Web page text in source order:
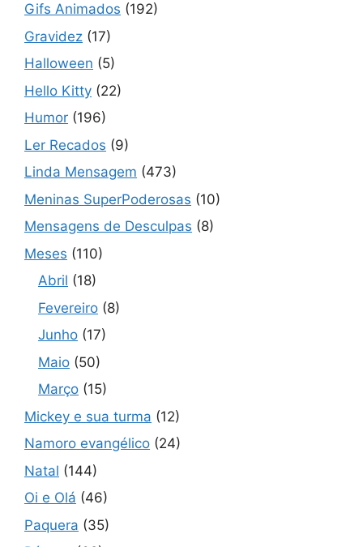
Gifs Animados (192)
Gravidez (17)
Halloween (5)
Hello Kitty (22)
Humor (196)
Ler Recados (9)
Linda Mensagem (473)
Meninas SuperPoderosas (10)
Mensagens de Desculpas (8)
Meses (110)
Abril (18)
Fevereiro (8)
Junho (17)
Maio (50)
Março (15)
Mickey e sua turma (12)
Namoro evangélico (24)
Natal (144)
Oi e Olá (46)
Paquera (35)